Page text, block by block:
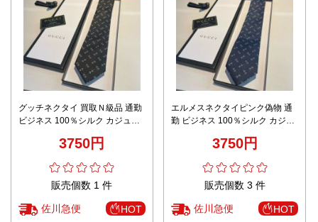
グッチネクタイ 買取Ｎ級品 通勤
ビジネス 100％シルク カジュア
色可選 ブラック3750円
販売個数 1 件
佐川急便 HOT
エルメスネクタイピンク偽物 通
勤 ビジネス 100％シルク カジュ
3色可選 ブルー3750円
販売個数 3 件
佐川急便 HOT